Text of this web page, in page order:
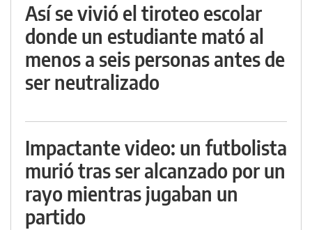
Así se vivió el tiroteo escolar
donde un estudiante mató al
menos a seis personas antes de
ser neutralizado
Impactante video: un futbolista
murió tras ser alcanzado por un
rayo mientras jugaban un
partido